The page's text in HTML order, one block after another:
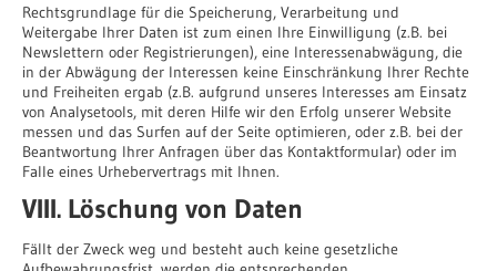
Rechtsgrundlage für die Speicherung, Verarbeitung und
Weitergabe Ihrer Daten ist zum einen Ihre Einwilligung (z.B. bei
Newslettern oder Registrierungen), eine Interessenabwägung, die
in der Abwägung der Interessen keine Einschränkung Ihrer Rechte
und Freiheiten ergab (z.B. aufgrund unseres Interesses am Einsatz
von Analysetools, mit deren Hilfe wir den Erfolg unserer Website
messen und das Surfen auf der Seite optimieren, oder z.B. bei der
Beantwortung Ihrer Anfragen über das Kontaktformular) oder im
Falle eines Urhebervertrags mit Ihnen.
VIII. Löschung von Daten
Fällt der Zweck weg und besteht auch keine gesetzliche